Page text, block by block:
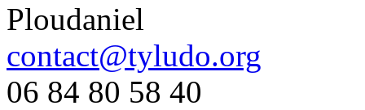
Ploudaniel
contact@tyludo.org
06 84 80 58 40